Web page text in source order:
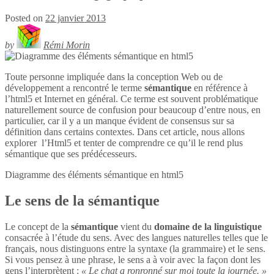
Posted on 22 janvier 2013
by Rémi Morin
Toute personne impliquée dans la conception Web ou de
développement a rencontré le terme sémantique en référence à
l’html5 et Internet en général. Ce terme est souvent problématique
naturellement source de confusion pour beaucoup d’entre nous, en
particulier, car il y a un manque évident de consensus sur sa
définition dans certains contextes. Dans cet article, nous allons
explorer l’Html5 et tenter de comprendre ce qu’il le rend plus
sémantique que ses prédécesseurs.
Diagramme des éléments sémantique en html5
Le sens de la sémantique
Le concept de la sémantique vient du domaine de la linguistique
consacrée à l’étude du sens. Avec des langues naturelles telles que le
français, nous distinguons entre la syntaxe (la grammaire) et le sens.
Si vous pensez à une phrase, le sens a à voir avec la façon dont les
gens l’interprètent : « Le chat a ronronné sur moi toute la journée. »